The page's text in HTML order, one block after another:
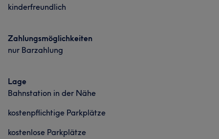
kinderfreundlich
Zahlungsmöglichkeiten
nur Barzahlung
Lage
Bahnstation in der Nähe
kostenpflichtige Parkplätze
kostenlose Parkplätze